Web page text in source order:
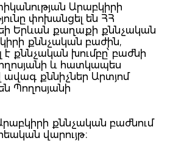
Արաբկիրի
փոխանցել են ՀՀ
Երևան քաղաքի քննչական
քննչական բաժին,
քննչական խումբը՝ բաժնի
և հատկապես
ավագ քննիչներ Արտյոմ
Պողոսյանի
քննչական բաժնում
վարույթ։